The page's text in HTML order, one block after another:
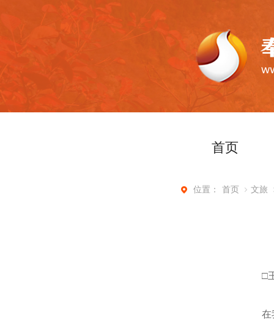
首页
位置： 首页 文旅
□
在